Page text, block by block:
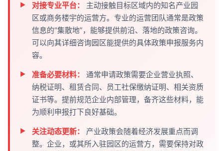
对接专业平台：
主动接触目标区域内的知名产业园
区或商务楼宇的运营方。专业的运营团队通常是政策
信息的“集散地”，能够提供前沿、落地的政策咨询。
可以向其详细咨询园区能提供的具体政策申报服务内
容。
准备必要材料：
通常申请政策需要企业营业执照、
纳税证明、租赁合同、员工社保缴纳证明、相关资质
证书等。提前规范企业内部管理，备齐这些材料，能
为顺利申报打下良好基础。
关注动态更新：
产业政策会随着经济发展重点而调
整。企业，或其所入驻园区的运营方，需要保持对政